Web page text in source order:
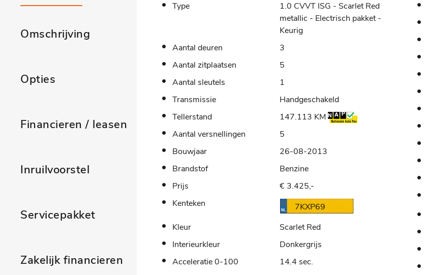
Omschrijving
Opties
Financieren / leasen
Inruilvoorstel
Servicepakket
Zakelijk financieren
Type
1.0 CVVT ISG - Scarlet Red
metallic - Electrisch pakket -
Keurig
Aantal deuren
3
Aantal zitplaatsen
5
Aantal sleutels
1
Transmissie
Handgeschakeld
Tellerstand
147.113 KM
Aantal versnellingen
5
Bouwjaar
26-08-2013
Brandstof
Benzine
Prijs
€ 3.425,-
Kenteken
7KXP69
Kleur
Scarlet Red
Interieurkleur
Donkergrijs
Acceleratie 0-100
14.4 sec.